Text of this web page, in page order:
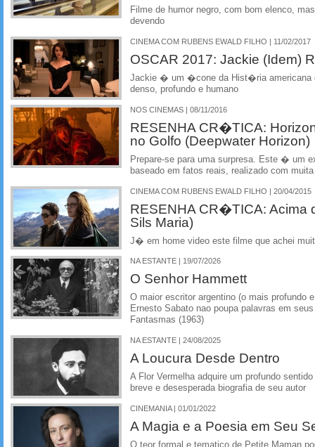
Filme de humor negro, com bom elenco,
devendo
CINEMA COM RUBENS EWALD FILHO | 11/02/2017
OSCAR 2017: Jackie (Idem)
Jackie � um �cone da Hist�ria americana
denso, profundo e humano
NOS CINEMAS | 08/11/2016
RESENHA CR�TICA:
no Golfo (Deepwater Horizon)
Prepare-se para uma surpresa. Este � um
baseado em fatos reais, realizado com
CINEMA COM RUBENS EWALD FILHO | 20/04/2015
RESENHA CR�TICA: Acima
Sils Maria)
J� em home video este filme que achei
NA ESTANTE | 19/07/2026
O Senhor Hammett
O maior escritor argentino (o mais profundo
Ernesto Sabato nao poupa palavras em
Fantasmas (1963)
NA ESTANTE | 24/08/2025
A Loucura Desde Dentro
A Flor Vermelha adquire um profundo
breve e desesperada biografia de seu autor
CINEMANIA | 01/01/2022
A Magia e a Poesia em Seu
O teor formal e tematico de Petite Maman